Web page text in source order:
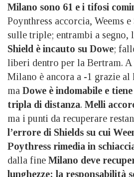
Milano sono 61 e i tifosi
Poynthress accorcia, Weems
sulle triple; entrambi a segno,
Shield è incauto su Dowe;
liberi dentro per la Bertram.
Milano è ancora a -1 grazie
ma Dowe è indomabile e
tripla di distanza. Melli
ma i punti da recuperare
l’errore di Shields su cui
Poythress rimedia in
dalla fine Milano deve
lunghezze; la responsabilità